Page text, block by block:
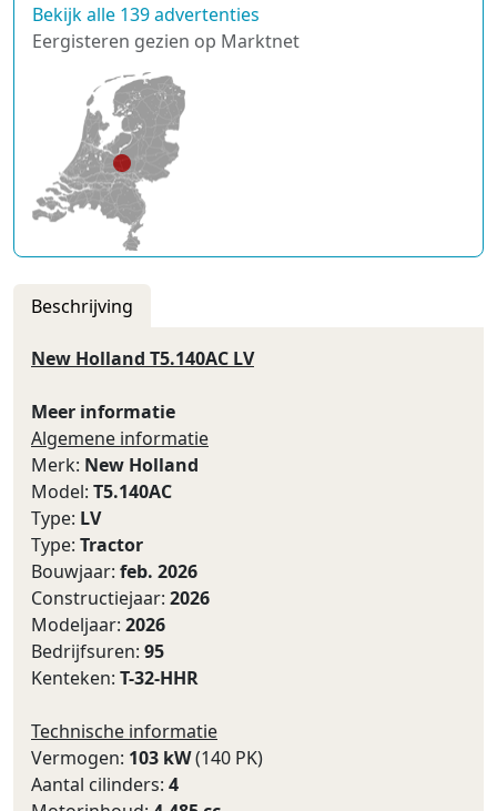
Bekijk alle 139 advertenties
Eergisteren gezien op Marktnet
Beschrijving
New Holland T5.140AC LV
Meer informatie
Algemene informatie
Merk: New Holland
Model: T5.140AC
Type: LV
Type: Tractor
Bouwjaar: feb. 2026
Constructiejaar: 2026
Modeljaar: 2026
Bedrijfsuren: 95
Kenteken: T-32-HHR
Technische informatie
Vermogen: 103 kW(140 PK)
Aantal cilinders: 4